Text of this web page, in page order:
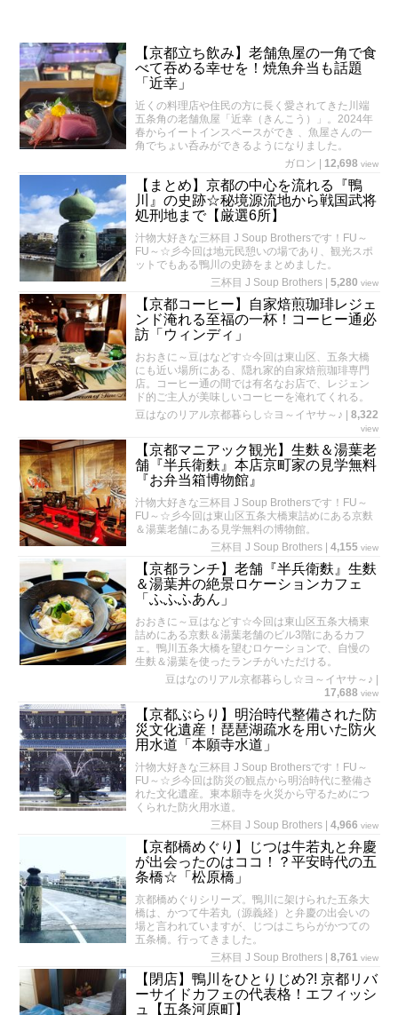
【京都立ち飲み】老舗魚屋の一角で食
べて吞める幸せを！焼魚弁当も話題
「近幸」
近くの料理店や住民の方に長く愛されてきた川端
五条角の老舗魚屋「近幸（きんこう）」。2024年
春からイートインスペースができ 、魚屋さんの一
角でちょい呑みができるようになりました。
ガロン
12,698 view
【まとめ】京都の中心を流れる『鴨
川』の史跡☆秘境源流地から戦国武将
処刑地まで【厳選6所】
汁物大好きな三杯目 J Soup Brothersです！FU～
FU～☆彡今回は地元民憩いの場であり、観光スポ
ットでもある鴨川の史跡をまとめました。
三杯目 J Soup Brothers
5,280 view
【京都コーヒー】自家焙煎珈琲レジェ
ンド淹れる至福の一杯！コーヒー通必
訪「ウィンディ」
おおきに～豆はなどす☆今回は東山区、五条大橋
にも近い場所にある、隠れ家的自家焙煎珈琲専門
店。コーヒー通の間では有名なお店で、レジェン
ド的ご主人が美味しいコーヒーを淹れてくれる。
豆はなのリアル京都暮らし☆ヨ～イヤサ～♪
8,322
view
【京都マニアック観光】生麩＆湯葉老
舗『半兵衛麩』本店京町家の見学無料
『お弁当箱博物館』
汁物大好きな三杯目 J Soup Brothersです！FU～
FU～☆彡今回は東山区五条大橋東詰めにある京麩
＆湯葉老舗にある見学無料の博物館。
三杯目 J Soup Brothers
4,155 view
【京都ランチ】老舗『半兵衛麩』生麩
＆湯葉丼の絶景ロケーションカフェ
「ふふふあん」
おおきに～豆はなどす☆今回は東山区五条大橋東
詰めにある京麩＆湯葉老舗のビル3階にあるカフ
ェ。鴨川五条大橋を望むロケーションで、自慢の
生麩＆湯葉を使ったランチがいただける。
豆はなのリアル京都暮らし☆ヨ～イヤサ～♪
17,688 view
【京都ぶらり】明治時代整備された防
災文化遺産！琵琶湖疏水を用いた防火
用水道「本願寺水道」
汁物大好きな三杯目 J Soup Brothersです！FU～
FU～☆彡今回は防災の観点から明治時代に整備さ
れた文化遺産。東本願寺を火災から守るためにつ
くられた防火用水道。
三杯目 J Soup Brothers
4,966 view
【京都橋めぐり】じつは牛若丸と弁慶
が出会ったのはココ！？平安時代の五
条橋☆「松原橋」
京都橋めぐりシリーズ。鴨川に架けられた五条大
橋は、かつて牛若丸（源義経）と弁慶の出会いの
場と言われていますが、じつはこちらがかつての
五条橋。行ってきました。
三杯目 J Soup Brothers
8,761 view
【閉店】鴨川をひとりじめ?! 京都リバ
ーサイドカフェの代表格！エフィッシ
ュ【五条河原町】